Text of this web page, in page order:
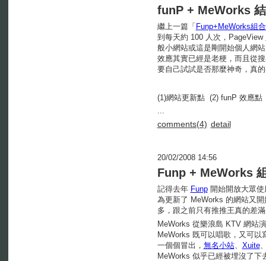
funP + MeWorks
繼上一篇「 Funp+MeWorks組
到每天約 100 人次，
般小網站或這是剛開始個人網
效應其實已經是老梗，而且從
要自己試試是否那麼神奇，真
(1)網站更新點 (2) funP 效應
...
comments(4) detail
20/02/2008 14:56
Funp + MeWorks
記得去年 Funp開始開放大眾使
為更新了 MeWorks 的網站又
多，跟之前只有推推王真的差
MeWorks 從樂浪島 KTV 網站
MeWorks 既可以唱歌，又可
一個個冒出， 無名小站、 Xuite
MeWorks 似乎已經被埋沒了下